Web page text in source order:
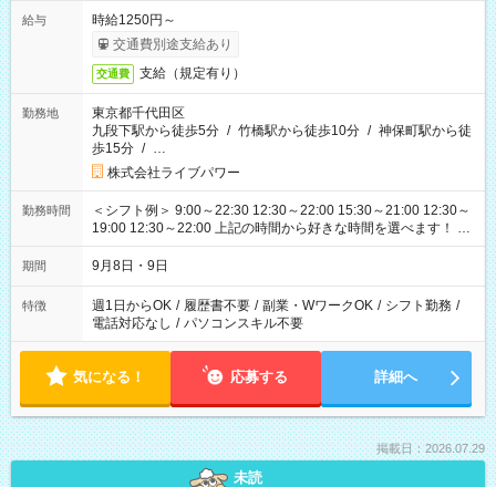
給与
時給1250円～
交通費別途支給あり
交通費 支給（規定有り）
勤務地
東京都千代田区
九段下駅から徒歩5分 / 竹橋駅から徒歩10分 / 神保町駅から徒
歩15分 / …
株式会社ライブパワー
勤務時間
＜シフト例＞ 9:00～22:30 12:30～22:00 15:30～21:00 12:30～
19:00 12:30～22:00 上記の時間から好きな時間を選べます！ ※
時間は変更となる可能性があります
期間 9月8日・9日
特徴 週1日からOK / 履歴書不要 / 副業・WワークOK / シフト勤務 /
電話対応なし / パソコンスキル不要
気になる！ 応募する 詳細へ
掲載日：2026.07.29
未読